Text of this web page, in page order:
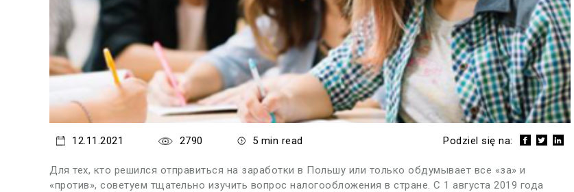
12.11.2021 2790 5 min read Podziel się na:
Для тех, кто решился отправиться на заработки в Польшу или только обдумывает все «за» и
«против», советуем тщательно изучить вопрос налогообложения в стране. С 1 августа 2019 года